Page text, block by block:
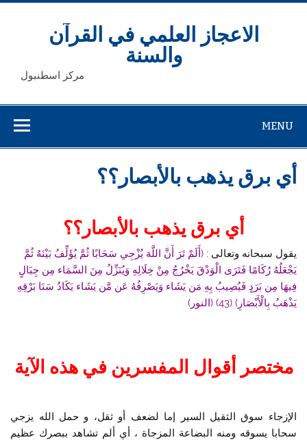
Skip
الاعجاز العلمي في القرآن
والسنة
مركز اسطنبول
MENU
أي برق يذهب بالأبصار؟؟
أي برق يذهب بالأبصار؟؟
يقول سبحانه وتعالى :(أَلَمْ تَرَ أَنَّ اللَّهَ يُزْجِي سَحَابًا ثُمَّ يُؤَلِّفُ بَيْنَهُ ثُمَّ
يَجْعَلُهُ رُكَامًا فَتَرَى الْوَدْقَ يَخْرُجُ مِنْ خِلَالِهِ وَيُنَزِّلُ مِنَ السَّمَاء مِن جِبَالٍ
فِيهَا مِن بَرَدٍ فَيُصِيبُ بِهِ مَن يَشَاء وَيَصْرِفُهُ عَن مَّن يَشَاء يَكَادُ سَنَا بَرْقِهِ
يَذْهَبُ بِالْأَبْصَارِ) (43) (النور)
مختصر أقوال المفسرين في هذه الآية
الإزجاء سوق الثقيل السير إما لضعف أو ثقل، و حمل الله يزجي
سحابا يسوقه ومنه البضاعة المزجاة ، أي ألم تشاهد ببصرك عظيم